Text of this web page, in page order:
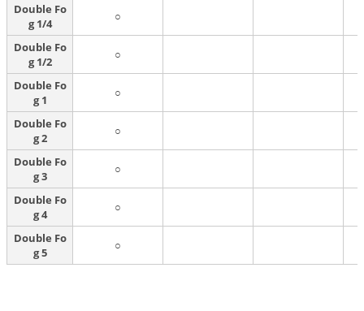
Double Fo
g 1/4
○
Double Fo
g 1/2
○
Double Fo
g 1
○
Double Fo
g 2
○
Double Fo
g 3
○
Double Fo
g 4
○
Double Fo
g 5
○